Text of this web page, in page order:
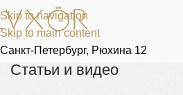
Skip to navigation
Skip to main content
Санкт-Петербург, Рюхина 12
Статьи и видео